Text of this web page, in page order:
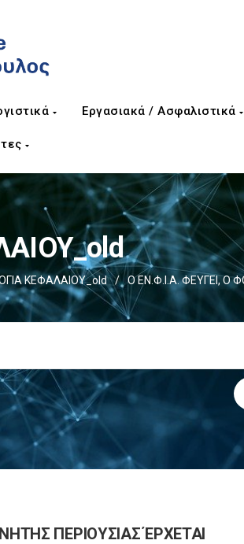
Εργασιακά / Ασφαλιστικά
ΚΕΦΑΛΑΙΟΥ_old /
Ο ΕΝ.Φ.Ι.Α. ΦΕΥΓΕΙ, Ο
ΠΕΡΙΟΥΣΙΑΣ ΈΡΧΕΤΑΙ